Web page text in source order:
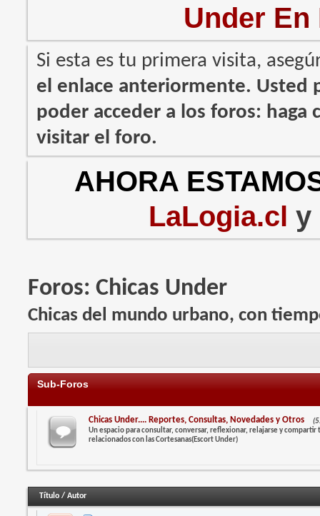
Under En
Si esta es tu primera visita,
el enlace anteriormente. Usted
poder acceder a los foros: haga
visitar el foro.
AHORA
LaLogia.cl y
Foros:Chicas Under
Chicas del mundo urbano, con
Sub-Foros
Chicas Under.... Reportes, Consultas, Novedades y Otros
Un espacio para consultar, conversar, reflexionar, relajarse y compartir
relacionados con las Cortesanas(Escort Under)
Título /Autor